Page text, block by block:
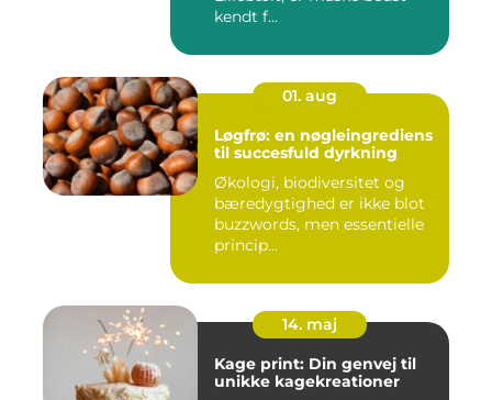
kendt f...
01. aug
Løgfrø: en nøgleingrediens
til succesfuld dyrkning
Økologi, biodiversitet og
bæredygtighed er ikke blot
buzzwords, men essentielle
princip...
14. maj
Kage print: Din genvej til
unikke kagekreationer